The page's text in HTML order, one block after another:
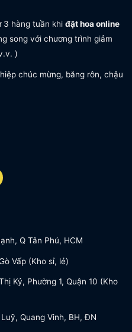
3 hàng tuần khi đặt hoa online
song với chương trình giảm
)
chúc mừng, băng rôn, chậu
Q Tân Phú, HCM
Vấp (Kho sỉ, lẻ)
Kỷ, Phường 1, Quận 10 (Kho
Quang Vinh, BH, ĐN